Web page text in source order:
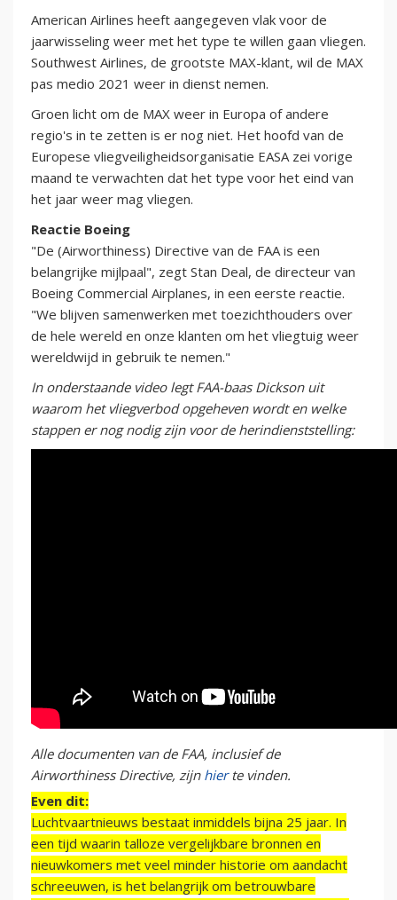
American Airlines heeft aangegeven vlak voor de
jaarwisseling weer met het type te willen gaan vliegen.
Southwest Airlines, de grootste MAX-klant, wil de MAX
pas medio 2021 weer in dienst nemen.
Groen licht om de MAX weer in Europa of andere
regio's in te zetten is er nog niet. Het hoofd van de
Europese vliegveiligheidsorganisatie EASA zei vorige
maand te verwachten dat het type voor het eind van
het jaar weer mag vliegen.
Reactie Boeing
"De (Airworthiness) Directive van de FAA is een
belangrijke mijlpaal", zegt Stan Deal, de directeur van
Boeing Commercial Airplanes, in een eerste reactie.
"We blijven samenwerken met toezichthouders over
de hele wereld en onze klanten om het vliegtuig weer
wereldwijd in gebruik te nemen."
In onderstaande video legt FAA-baas Dickson uit
waarom het vliegverbod opgeheven wordt en welke
stappen er nog nodig zijn voor de herindienststelling:
Alle documenten van de FAA, inclusief de
Airworthiness Directive, zijn hierte vinden.
Even dit:
Luchtvaartnieuws bestaat inmiddels bijna 25 jaar. In
een tijd waarin talloze vergelijkbare bronnen en
nieuwkomers met veel minder historie om aandacht
schreeuwen, is het belangrijk om betrouwbare